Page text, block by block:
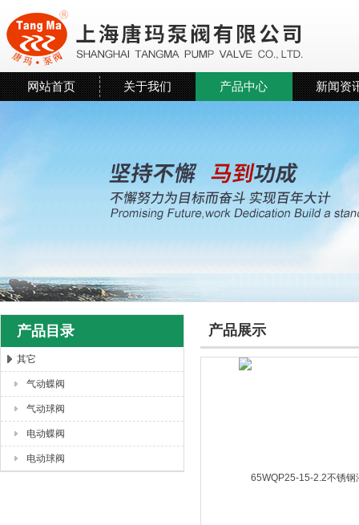
上海唐玛泵阀有限公司
网站首页 关于我们 产品中心 新闻资
产品目录
其它
气动蝶阀
气动球阀
电动蝶阀
电动球阀
产品展示